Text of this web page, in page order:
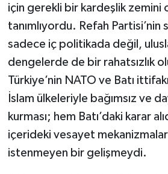
için gerekli bir kardeşlik zemini
tanımlıyordu. Refah
sadece iç politikada değil,
dengelerde de bir rahatsızlık
Türkiye’nin NATO ve Batı
İslam ülkeleriyle bağımsız ve
kurması; hem Batı’daki karar
içerideki vesayet
istenmeyen bir gelişmeydi.